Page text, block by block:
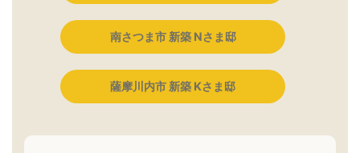
南さつま市 新築 Nさま邸
薩摩川内市 新築 Kさま邸